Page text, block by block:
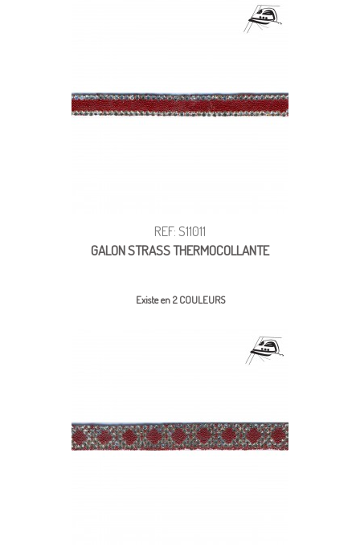
REF: S11011
GALON STRASS THERMOCOLLANTE
Existe en 2 COULEURS